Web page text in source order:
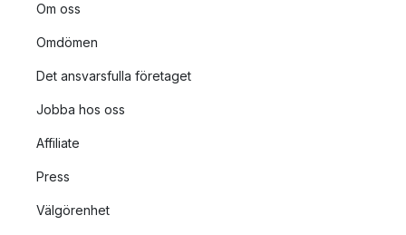
Om oss
Omdömen
Det ansvarsfulla företaget
Jobba hos oss
Affiliate
Press
Välgörenhet